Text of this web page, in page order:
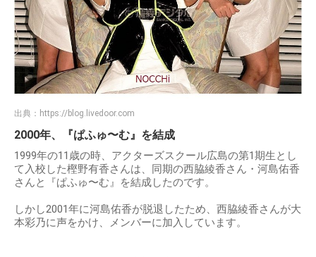
出典： https://blog.livedoor.com
2000年、『ぱふゅ〜む』を結成
1999年の11歳の時、アクターズスクール広島の第1期生とし
て入校した樫野有香さんは、同期の西脇綾香さん・河島佑香
さんと『ぱふゅ〜む』を結成したのです。
しかし2001年に河島佑香が脱退したため、西脇綾香さんが大
本彩乃に声をかけ、メンバーに加入しています。